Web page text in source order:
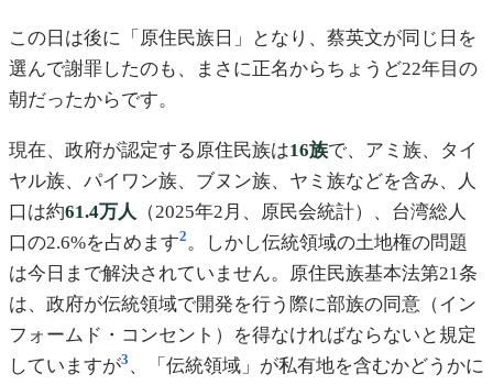
この日は後に「原住民族日」となり、蔡英文が同じ日を
選んで謝罪したのも、まさに正名からちょうど22年目の
朝だったからです。
現在、政府が認定する原住民族は16族で、アミ族、タイ
ヤル族、パイワン族、ブヌン族、ヤミ族などを含み、人
口は約61.4万人 （2025年2月、原民会統計）、台湾総人
口の2.6%を占めます2。しかし伝統領域の土地権の問題
は今日まで解決されていません。原住民族基本法第21条
は、政府が伝統領域で開発を行う際に部族の同意（イン
フォームド・コンセント）を得なければならないと規定
していますが3 、「伝統領域」が私有地を含むかどうかに